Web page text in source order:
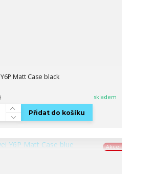
Matt Case black
skladem
Přidat do košíku
Akce